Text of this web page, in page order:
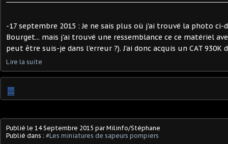
-17 septembre 2015 : Je ne sais plus où j'ai trouvé la photo ci-
Bourget... mais j'ai trouvé une ressemblance ce ce matériel
peut être suis-je dans l'erreur ?). J'ai donc acquis un CAT 930K
Lire la suite
…
Publié le 14 Septembre 2015 par Milinfo/Stéphane
Publié dans : #Les miniatures de sapeurs pompiers